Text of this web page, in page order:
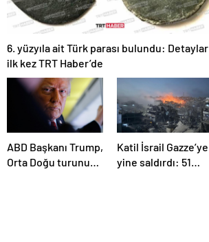
6. yüzyıla ait Türk parası bulundu: Detaylar
ilk kez TRT Haber’de
ABD Başkanı Trump,
Orta Doğu turunun
Katil İsrail Gazze’ye
yine saldırdı: 51